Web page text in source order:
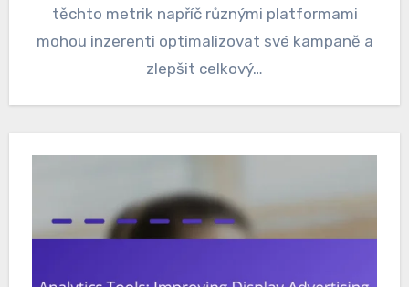
těchto metrik napříč různými platformami
mohou inzerenti optimalizovat své kampaně a
zlepšit celkový…